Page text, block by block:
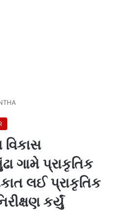
વિકાસ
ગામે પ્રાકૃતિક
લઈ પ્રાકૃતિક
કર્યું